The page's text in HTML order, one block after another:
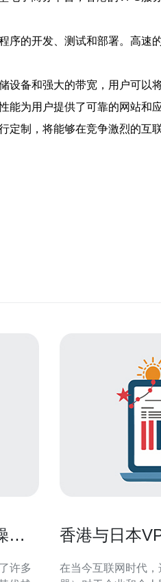
序的开发、测试和部署。高速
设备和强大的带宽，用户可以
能为用户提供了可靠的网站
制，将能够在竞争激烈的互
作
许多
香港与日本
在当今互联网时代